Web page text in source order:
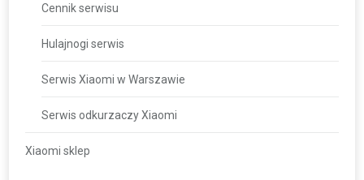
Cennik serwisu
Hulajnogi serwis
Serwis Xiaomi w Warszawie
Serwis odkurzaczy Xiaomi
Xiaomi sklep